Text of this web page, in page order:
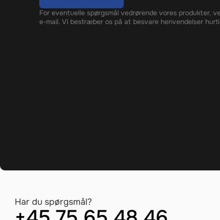
For eventuelle spørgsmål vedrørende vores produkter,
e-mail. Vi bestræber os på at besvare henvendelser
Har du spørgsmål?